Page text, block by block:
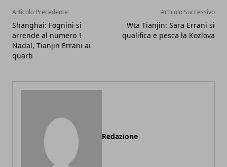
Articolo Precedente
Shanghai: Fognini si
arrende al numero 1
Nadal, Tianjin Errani ai
quarti
Articolo Successivo
Wta Tianjin: Sara Errani si
qualifica e pesca la Kozlova
Redazione